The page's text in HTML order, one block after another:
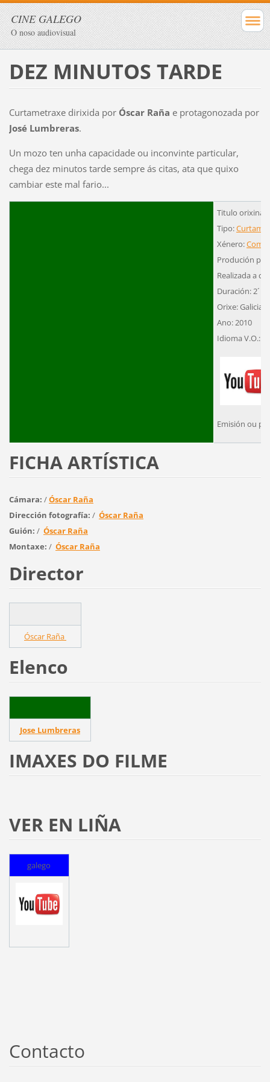
CINE GALEGO
O noso audiovisual
DEZ MINUTOS TARDE
Curtametraxe dirixida por Óscar Raña e protagonozada por
José Lumbreras.
Un mozo ten unha capacidade ou inconvinte particular,
chega dez minutos tarde sempre ás citas, ata que quixo
cambiar este mal fario...
Titulo
Tipo:
Xénero:
Produción
Realizada a cor
Duración: 2´
Orixe: Galicia
Ano: 2010
Idioma V.O.:
Emisión ou
FICHA ARTÍSTICA
Cámara: /Óscar Raña
Dirección fotografía: / Óscar Raña
Guión: / Óscar Raña
Montaxe: / Óscar Raña
Director
Óscar Raña
Elenco
Jose Lumbreras
IMAXES DO FILME
VER EN LIÑA
galego
Contacto